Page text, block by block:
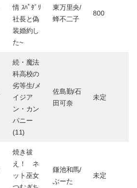
情 ｽﾊﾟﾀﾞﾘ
社長と偽
装婚約し
た~
東万里央/
蜂不二子
800
続・魔法
科高校の
劣等生/メ
イジア
ン・カン
パニー
(11)
佐島勤/石
田可奈
未定
焼き祓
え！ ネ
ット巫女
鎌池和馬/
ぶーた
未定